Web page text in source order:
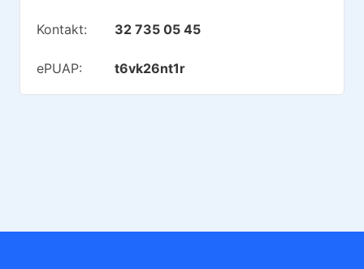
Kontakt: 32 735 05 45
ePUAP: t6vk26nt1r